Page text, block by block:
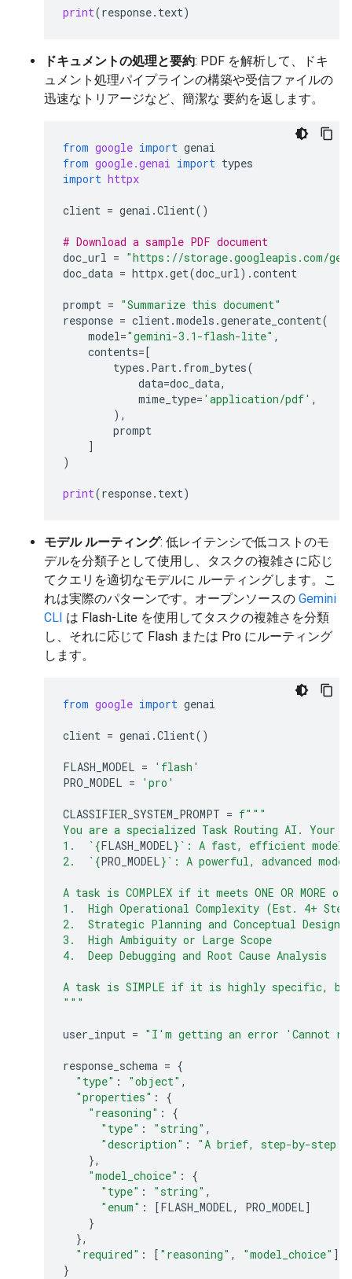
print(response. text)
ドキュメントの処理と要約: PDF を解析して、ドキ
ュメント処理パイプラインの構築や受信ファイルの
迅速なトリアージなど、簡潔な 要約を返します。
from google import genai
from google.genai import types
import httpx
client = genai .Client()
# Download a sample PDF document
doc_url = "https://storage.googleapis.com/
doc_data = httpx.get(doc_url) .content
prompt = "Summarize this document"
response = client.models .generate_content(
model="gemini-3.1-flash-lite" ,
contents=[
types . Part. from_bytes(
data=doc_data,
mime_type= 'application/pdf' ,
),
prompt
]
)
print(response. text)
モデル ルーティング: 低レイテンシで低コストのモ
デルを分類子として使用し、タスクの複雑さに応じ
てクエリを適切なモデルに ルーティングします。こ
れは実際のパターンです。オープンソースの Gemini
CLI は Flash-Lite を使用してタスクの複雑さを分類
し、それに応じて Flash または Pro にルーティング
します。
from google import genai
client = genai .Client()
FLASH_MODEL =
'flash'
PRO_MODEL = 'pro'
CLASSIFIER_SYSTEM_PROMPT = f"""
You are a specialized Task Routing AI.
1.  `{FLASH_MODEL} `: A fast, efficient model
2.  `{PRO_MODEL} `: A powerful, advanced
A task is COMPLEX if it meets ONE OR
1.  High Operational Complexity (Est. 4+
2.  Strategic Planning and Conceptual Design
3.  High Ambiguity or Large Scope
4.  Deep Debugging and Root Cause Analysis
A task is SIMPLE if it is highly specific,
"""
user_input = "I'm getting an error 'Cannot
response_schema = {
"type" : "object" ,
"properties" :
{
"reasoning" :
{
"type" : "string" ,
"description" :
"A brief, step-by-step
},
"model_choice" :
{
"type" : "string" ,
"enum" : [FLASH_MODEL, PRO_MODEL]
}
},
"required" : [ "reasoning" , "model_choice" ]
}